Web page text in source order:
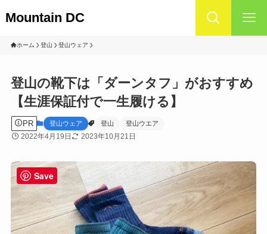
Mountain DC
ホーム 登山 登山ウェア
登山の靴下は「ダーンタフ」がおすすめ
【生涯保証付で一生履ける】
PR 登山ウェア 登山 登山ウエア
2022年4月19日 2023年10月21日
Save